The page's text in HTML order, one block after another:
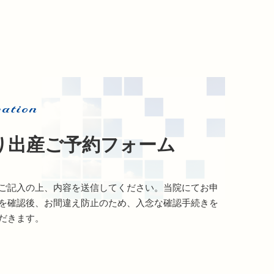
出産ご予約フォーム
記入の上、内容を送信してください。当院にてお申
確認後、お間違え防止のため、入念な確認手続きを
きます。